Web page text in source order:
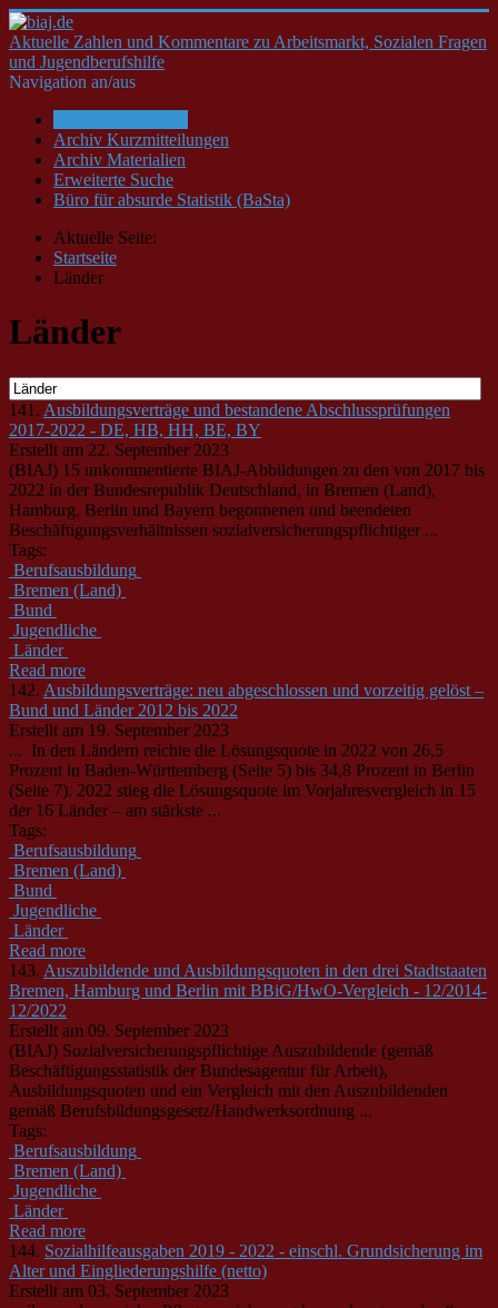
Aktuelle Zahlen und Kommentare zu Arbeitsmarkt, Sozialen Fragen
und Jugendberufshilfe
Navigation an/aus
Archiv Kurzmitteilungen
Archiv Materialien
Erweiterte Suche
Büro für absurde Statistik (BaSta)
Aktuelle Seite:
Startseite
Länder
Länder
141. Ausbildungsverträge und bestandene Abschlussprüfungen
2017-2022 - DE, HB, HH, BE, BY
Erstellt am 22. September 2023
(BIAJ) 15 unkommentierte BIAJ-Abbildungen zu den von 2017 bis
2022 in der Bundesrepublik Deutschland, in Bremen (Land),
Hamburg, Berlin und Bayern begonnenen und beendeten
Beschäftigungsverhältnissen sozialversicherungspflichtiger ...
Tags:
Berufsausbildung
Bremen (Land)
Bund
Jugendliche
Länder
Read more
142. Ausbildungsverträge: neu abgeschlossen und vorzeitig gelöst –
Bund und Länder 2012 bis 2022
Erstellt am 19. September 2023
... In den Ländern reichte die Lösungsquote in 2022 von 26,5
Prozent in Baden-Württemberg (Seite 5) bis 34,8 Prozent in Berlin
(Seite 7). 2022 stieg die Lösungsquote im Vorjahresvergleich in 15
der 16 Länder – am stärkste ...
Tags:
Berufsausbildung
Bremen (Land)
Bund
Jugendliche
Länder
Read more
143. Auszubildende und Ausbildungsquoten in den drei Stadtstaaten
Bremen, Hamburg und Berlin mit BBiG/HwO-Vergleich - 12/2014-
12/2022
Erstellt am 09. September 2023
(BIAJ) Sozialversicherungspflichtige Auszubildende (gemäß
Beschäftigungsstatistik der Bundesagentur für Arbeit),
Ausbildungsquoten und ein Vergleich mit den Auszubildenden
gemäß Berufsbildungsgesetz/Handwerksordnung ...
Tags:
Berufsausbildung
Bremen (Land)
Jugendliche
Länder
Read more
144. Sozialhilfeausgaben 2019 - 2022 - einschl. Grundsicherung im
Alter und Eingliederungshilfe (netto)
Erstellt am 03. September 2023